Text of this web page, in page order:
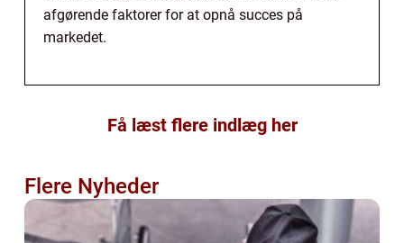
afgørende faktorer for at opnå succes på
markedet.
Få læst flere indlæg her
Flere Nyheder